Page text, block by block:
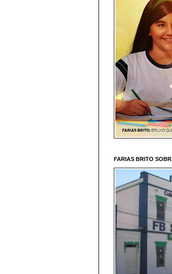
FARIAS BRITO